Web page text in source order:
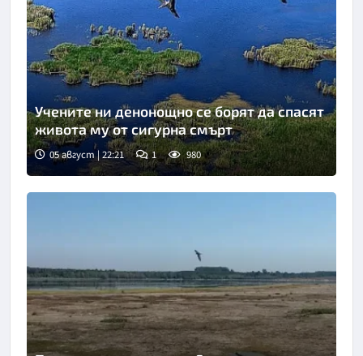
Учените ни денонощно се борят да спасят
живота му от сигурна смърт
05 август | 22:21 1 980